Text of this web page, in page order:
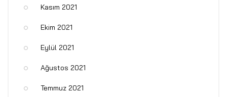
Kasım 2021
Ekim 2021
Eylül 2021
Ağustos 2021
Temmuz 2021